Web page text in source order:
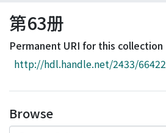
Browse
Download Ranking
Access Statistics
第63册
Permanent URI for this collection
http://hdl.handle.net/2433/66422
Browse